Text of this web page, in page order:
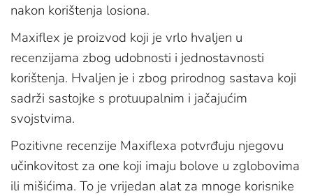
nakon korištenja losiona.
Maxiflex je proizvod koji je vrlo hvaljen u
recenzijama zbog udobnosti i jednostavnosti
korištenja. Hvaljen je i zbog prirodnog sastava koji
sadrži sastojke s protuupalnim i jačajućim
svojstvima.
Pozitivne recenzije Maxiflexa potvrđuju njegovu
učinkovitost za one koji imaju bolove u zglobovima
ili mišićima. To je vrijedan alat za mnoge korisnike